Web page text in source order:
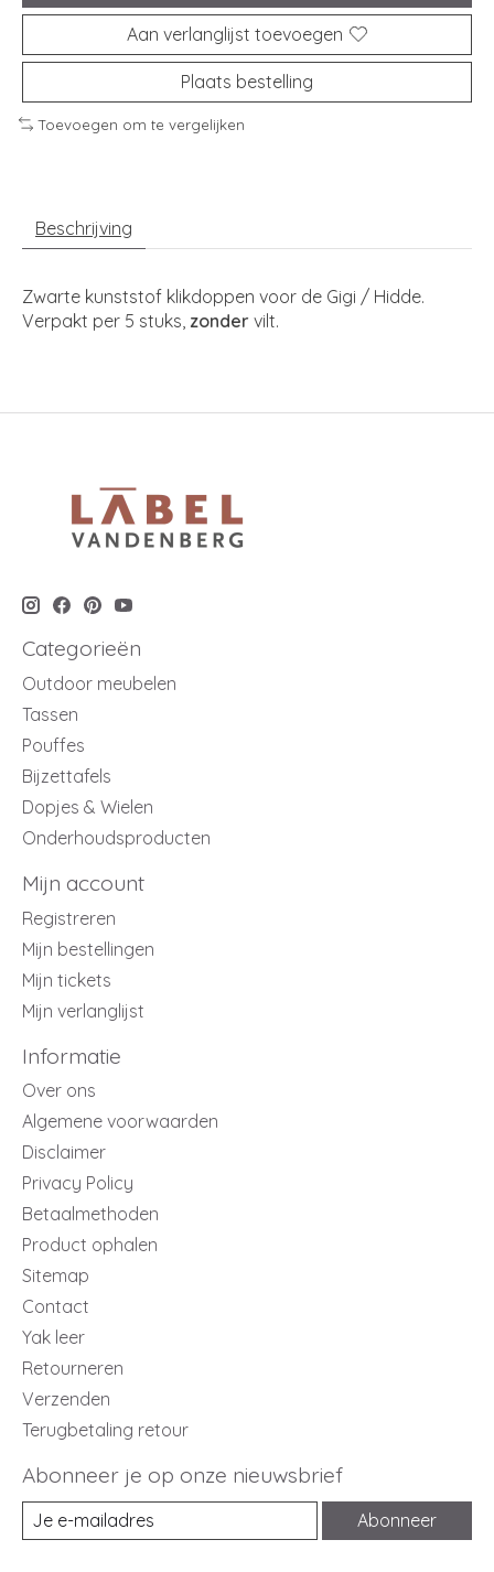
Aan verlanglijst toevoegen
Plaats bestelling
Toevoegen om te vergelijken
Beschrijving
Zwarte kunststof klikdoppen voor de Gigi / Hidde.
Verpakt per 5 stuks, zonder vilt.
Categorieën
Outdoor meubelen
Tassen
Pouffes
Bijzettafels
Dopjes & Wielen
Onderhoudsproducten
Mijn account
Registreren
Mijn bestellingen
Mijn tickets
Mijn verlanglijst
Informatie
Over ons
Algemene voorwaarden
Disclaimer
Privacy Policy
Betaalmethoden
Product ophalen
Sitemap
Contact
Yak leer
Retourneren
Verzenden
Terugbetaling retour
Abonneer je op onze nieuwsbrief
Abonneer